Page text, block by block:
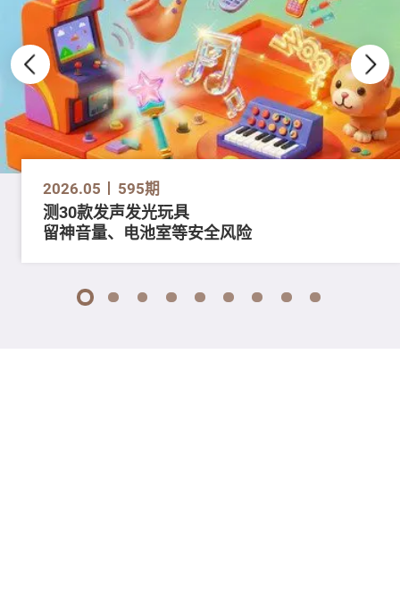
2026.05 595期
测30款发声发光玩具
留神音量、电池室等安全风险
1 2 3 4 5 6 7 8 9